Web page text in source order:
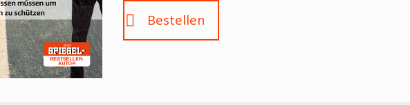
Bestellen